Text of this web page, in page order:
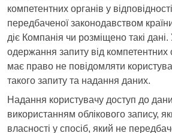
компетентних органів у
передбаченої законодавством
діє Компанія чи розміщено такі
одержання запиту від компетентних
має право не повідомляти
такого запиту та надання даних.
Надання користувачу доступ до
використанням облікового запису,
власності у спосіб, який не